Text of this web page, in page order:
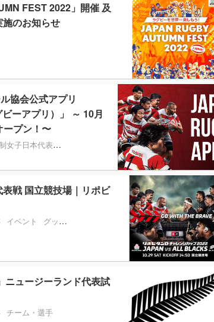
FEST 2022」開催 及
のお知らせ
協会公式アプリ
ーアプリ）」 ～ 10月
ープン！〜
女子日本代表 セブンズ リーグワンDIV1 リーグワンDIV2
表戦 国立競技場｜リポビ
イベント グッズ
ニュージーランド代表試
チーム・選手